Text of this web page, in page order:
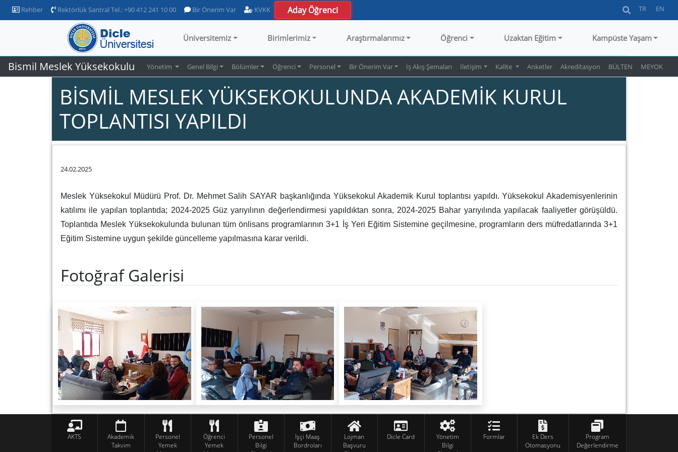
Rehber Rektörlük Santral Tel.: +90 412 241 10 00 Bir Önerim Var KVKK Aday Öğrenci TR EN
Üniversitemiz Birimlerimiz Araştırmalarımız Öğrenci Uzaktan Eğitim Kampüste Yaşam
Bismil Meslek Yüksekokulu Yönetim Genel Bilgi Bölümler Öğrenci Personel Bir Önerim Var İş Akış Şemaları İletişim Kalite Anketler Akreditasyon BÜLTEN MEYOK
BİSMİL MESLEK YÜKSEKOKULUNDA AKADEMİK KURUL
TOPLANTISI YAPILDI
24.02.2025
Meslek Yüksekokul Müdürü Prof. Dr. Mehmet Salih SAYAR başkanlığında Yüksekokul Akademik Kurul toplantısı yapıldı. Yüksekokul Akademisyenlerinin
katılımı ile yapılan toplantıda; 2024-2025 Güz yarıyılının değerlendirmesi yapıldıktan sonra, 2024-2025 Bahar yarıyılında yapılacak faaliyetler görüşüldü.
Toplantıda Meslek Yüksekokulunda bulunan tüm önlisans programlarının 3+1 İş Yeri Eğitim Sistemine geçilmesine, programların ders müfredatlarında 3+1
Eğitim Sistemine uygun şekilde güncelleme yapılmasına karar verildi.
Fotoğraf Galerisi
AKTS
Akademik
Takvim
Personel
Yemek
Öğrenci
Yemek
Personel
Bilgi
İşçi Maaş
Bordroları
Lojman
Başvuru
Dicle Card
Yönetim
Bilgi
Formlar
Ek Ders
Otomasyonu
Program
Değerlendirme